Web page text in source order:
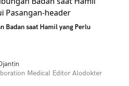
Badan saat Hamil yang Perlu
Medical Editor Alodokter